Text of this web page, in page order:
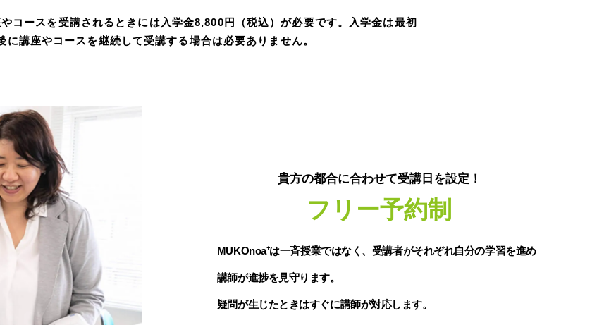
コースを受講されるときには入学金8,800円（税込）が必要です。入学金は最初
に講座やコースを継続して受講する場合は必要ありません。
貴方の都合に合わせて受講日を設定！
フリー予約制
MUKOnoa⁺は一斉授業ではなく、受講者がそれぞれ自分の学習を進め
講師が進捗を見守ります。
疑問が生じたときはすぐに講師が対応します。